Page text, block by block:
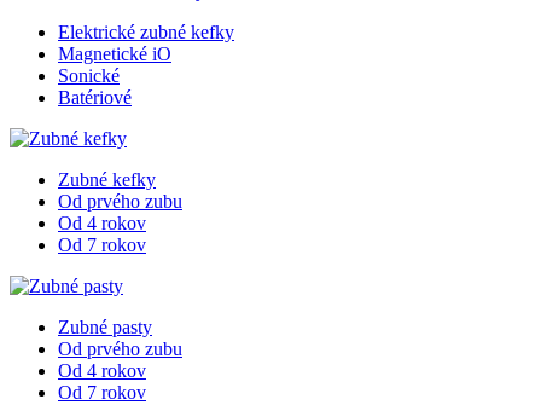
Elektrické zubné kefky
Magnetické iO
Sonické
Batériové
Zubné kefky
Od prvého zubu
Od 4 rokov
Od 7 rokov
Zubné pasty
Od prvého zubu
Od 4 rokov
Od 7 rokov